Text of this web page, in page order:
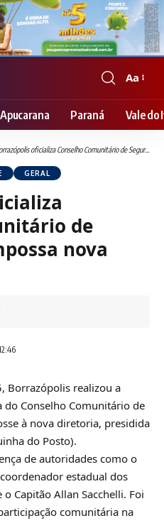
Font
Resizer
Aa
Apucarana Paraná Vale do
oficializa Conselho Comunitário de Segurança e empossa nova diretoria
GERAL
de
nova
Borrazópolis realizou a
do Conselho Comunitário de
à nova diretoria, presidida
do Posto).
de autoridades como o
estadual dos
o Capitão Allan Sacchelli. Foi
comunitária na